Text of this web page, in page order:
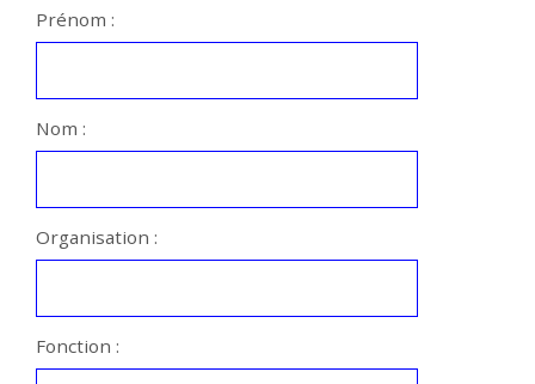
Prénom :
Nom :
Organisation :
Fonction :